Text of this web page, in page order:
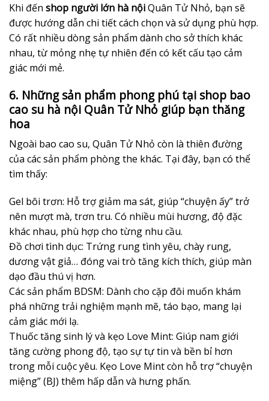
Khi đến shop người lớn hà nộiQuân Tử Nhỏ, bạn sẽ
được hướng dẫn chi tiết cách chọn và sử dụng phù hợp.
Có rất nhiều dòng sản phẩm dành cho sở thích khác
nhau, từ mỏng nhẹ tự nhiên đến có kết cấu tạo cảm
giác mới mẻ.
6. Những sản phẩm phong phú tại shop bao
cao su hà nội Quân Tử Nhỏ giúp bạn thăng
hoa
Ngoài bao cao su, Quân Tử Nhỏ còn là thiên đường
của các sản phẩm phòng the khác. Tại đây, bạn có thể
tìm thấy:
Gel bôi trơn: Hỗ trợ giảm ma sát, giúp “chuyện ấy” trở
nên mượt mà, trơn tru. Có nhiều mùi hương, độ đặc
khác nhau, phù hợp cho từng nhu cầu.
Đồ chơi tình dục: Trứng rung tình yêu, chày rung,
dương vật giả… đóng vai trò tăng kích thích, giúp màn
dạo đầu thú vị hơn.
Các sản phẩm BDSM: Dành cho cặp đôi muốn khám
phá những trải nghiệm mạnh mẽ, táo bạo, mang lại
cảm giác mới lạ.
Thuốc tăng sinh lý và kẹo Love Mint: Giúp nam giới
tăng cường phong độ, tạo sự tự tin và bền bỉ hơn
trong mỗi cuộc yêu. Kẹo Love Mint còn hỗ trợ “chuyện
miệng” (BJ) thêm hấp dẫn và hưng phấn.